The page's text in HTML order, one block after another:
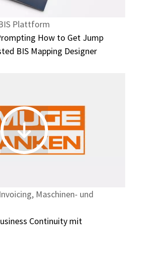
Efficient
Prompting
How
to
AI-
Assisted
BIS
Mapping
Plattform
How to Get Jump
BIS Mapping Designer
EMUGE
FRANKEN:
mit
iPaaS
Maschinen- und
Continuity mit